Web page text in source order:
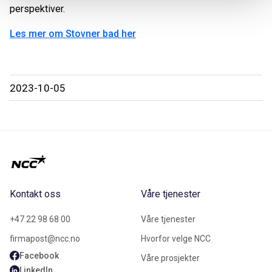
perspektiver.
Les mer om Stovner bad her
2023-10-05
Kontakt oss
+47 22 98 68 00
firmapost@ncc.no
Facebook
LinkedIn
Våre tjenester
Våre tjenester
Hvorfor velge NCC
Våre prosjekter